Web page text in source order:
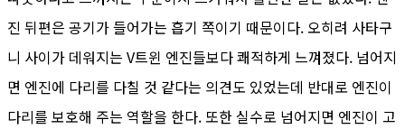
진 뒤편은 공기가 들어가는 흡기 쪽이기 때문이다. 오히려 사타구
니 사이가 데워지는 V트윈 엔진들보다 쾌적하게 느껴졌다. 넘어지
면 엔진에 다리를 다칠 것 같다는 의견도 있었는데 반대로 엔진이
다리를 보호해 주는 역할을 한다. 또한 실수로 넘어지면 엔진이 고